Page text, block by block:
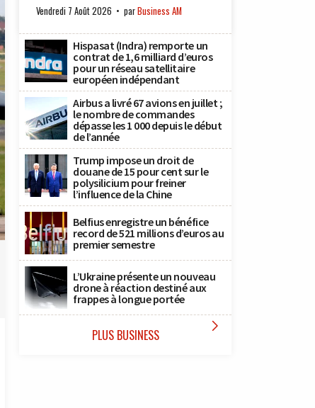
Vendredi 7 Août 2026 parBusiness AM
Hispasat (Indra) remporte un
contrat de 1,6 milliard d’euros
pour un réseau satellitaire
européen indépendant
Airbus a livré 67 avions en juillet ;
le nombre de commandes
dépasse les 1 000 depuis le début
de l’année
Trump impose un droit de
douane de 15 pour cent sur le
polysilicium pour freiner
l’influence de la Chine
Belfius enregistre un bénéfice
record de 521 millions d’euros au
premier semestre
L’Ukraine présente un nouveau
drone à réaction destiné aux
frappes à longue portée
PLUS BUSINESS 